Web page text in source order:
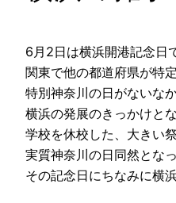
6月2日は横浜開港記念日
関東で他の都道府県が特
特別神奈川の日がないな
横浜の発展のきっかけと
学校を休校した、大きい
実質神奈川の日同然とな
その記念日にちなみに横